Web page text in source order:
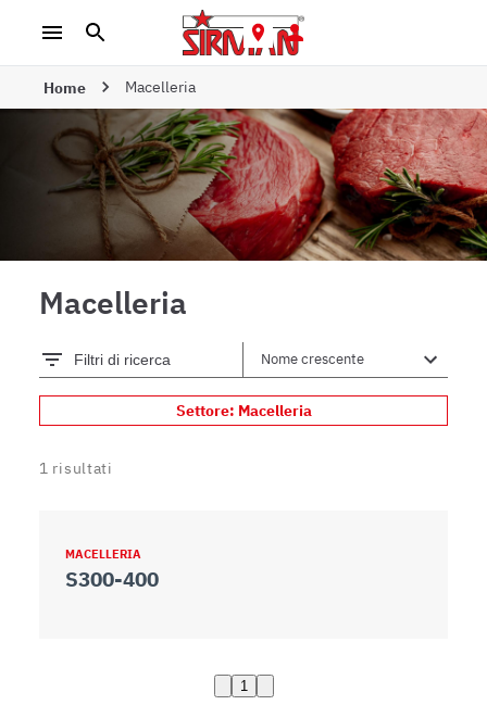
Home Macelleria
Macelleria
Filtri di ricerca
Settore: Macelleria
1 risultati
MACELLERIA
S300-400
1